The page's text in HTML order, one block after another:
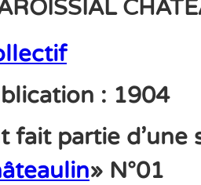
: 1904
fait partie d'une
» N°01